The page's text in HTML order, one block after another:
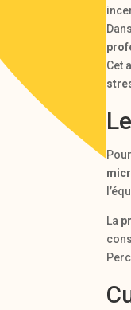
Cet
La